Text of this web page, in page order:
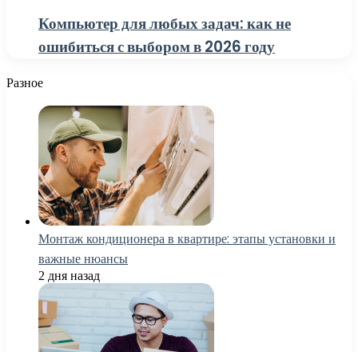
Компьютер для любых задач: как не
ошибиться с выбором в 2026 году
Разное
Монтаж кондиционера в квартире: этапы установки и
важные нюансы
2 дня назад